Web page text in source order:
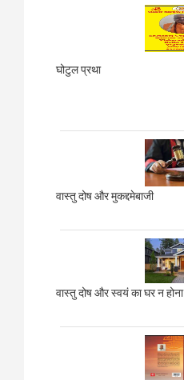
घोटुल प्रथा
वास्तु दोष और मुकद्दमेबाजी
वास्तु दोष और स्वयं का घर न होना